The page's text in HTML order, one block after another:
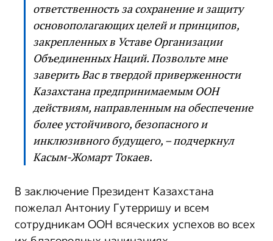
ответственность за сохранение и защиту
основополагающих целей и принципов,
закрепленных в Уставе Организации
Объединенных Наций. Позвольте мне
заверить Вас в твердой приверженности
Казахстана предпринимаемым ООН
действиям, направленным на обеспечение
более устойчивого, безопасного и
инклюзивного будущего, – подчеркнул
Касым-Жомарт Токаев.
В заключение Президент Казахстана
пожелал Антониу Гутерришу и всем
сотрудникам ООН всяческих успехов во всех